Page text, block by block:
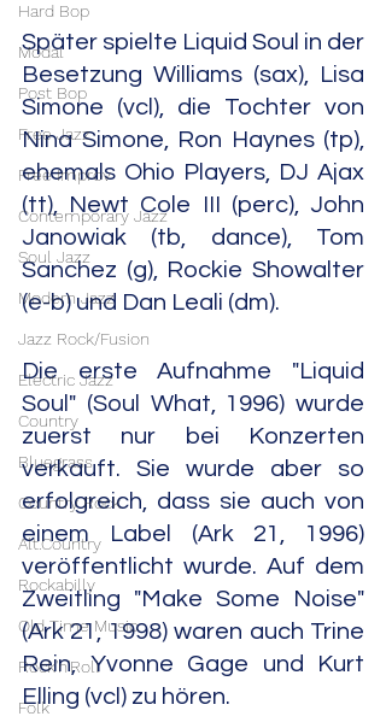
Hard Bop
Modal
Post Bop
Free Jazz
Free Improv
Contemporary Jazz
Soul Jazz
Modern Jazz
Jazz Rock/Fusion
Electric Jazz
Country
Bluegrass
Country Rock
Alt.Country
Rockabilly
Old Time Music
Rock'n'Roll
Folk
Später spielte Liquid Soul in der
Besetzung Williams (sax), Lisa
Simone (vcl), die Tochter von
Nina Simone, Ron Haynes (tp),
ehemals Ohio Players, DJ Ajax
(tt), Newt Cole III (perc), John
Janowiak (tb, dance), Tom
Sanchez (g), Rockie Showalter
(e-b) und Dan Leali (dm).
Die erste Aufnahme "Liquid
Soul" (Soul What, 1996) wurde
zuerst nur bei Konzerten
verkauft. Sie wurde aber so
erfolgreich, dass sie auch von
einem Label (Ark 21, 1996)
veröffentlicht wurde. Auf dem
Zweitling "Make Some Noise"
(Ark 21, 1998) waren auch Trine
Rein, Yvonne Gage und Kurt
Elling (vcl) zu hören.